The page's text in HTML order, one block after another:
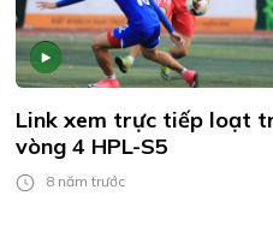
Link xem trực tiếp loạt
vòng 4 HPL-S5
8 năm trước